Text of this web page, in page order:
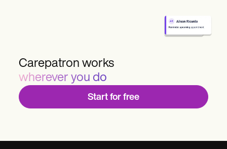
Carepatron works
wherever you do
Start for free